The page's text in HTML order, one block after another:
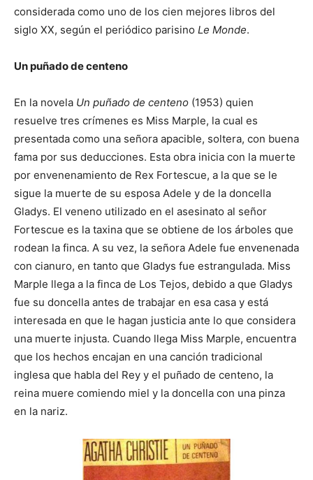
considerada como uno de los cien mejores libros del
siglo XX, según el periódico parisino Le Monde.
Un puñado de centeno
En la novela Un puñado de centeno (1953) quien
resuelve tres crímenes es Miss Marple, la cual es
presentada como una señora apacible, soltera, con buena
fama por sus deducciones. Esta obra inicia con la muerte
por envenenamiento de Rex Fortescue, a la que se le
sigue la muerte de su esposa Adele y de la doncella
Gladys. El veneno utilizado en el asesinato al señor
Fortescue es la taxina que se obtiene de los árboles que
rodean la finca. A su vez, la señora Adele fue envenenada
con cianuro, en tanto que Gladys fue estrangulada. Miss
Marple llega a la finca de Los Tejos, debido a que Gladys
fue su doncella antes de trabajar en esa casa y está
interesada en que le hagan justicia ante lo que considera
una muerte injusta. Cuando llega Miss Marple, encuentra
que los hechos encajan en una canción tradicional
inglesa que habla del Rey y el puñado de centeno, la
reina muere comiendo miel y la doncella con una pinza
en la nariz.